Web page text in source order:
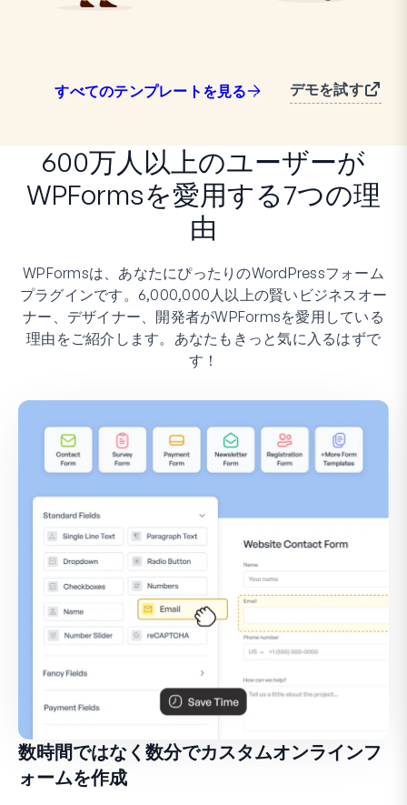
すべてのテンプレートを見る デモを試す
600万人以上のユーザーが
WPFormsを愛用する7つの理
由
WPFormsは、あなたにぴったりのWordPressフォーム
プラグインです。6,000,000人以上の賢いビジネスオー
ナー、デザイナー、開発者がWPFormsを愛用している
理由をご紹介します。あなたもきっと気に入るはずで
す！
数時間ではなく数分でカスタムオンラインフ
ォームを作成